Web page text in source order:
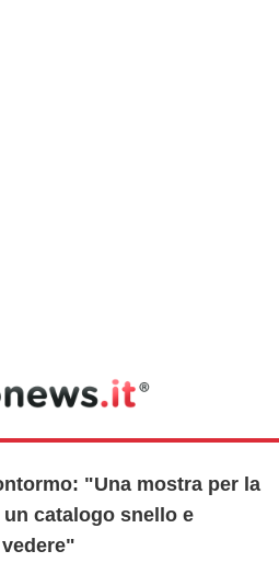
"Una mostra per la
catalogo snello e